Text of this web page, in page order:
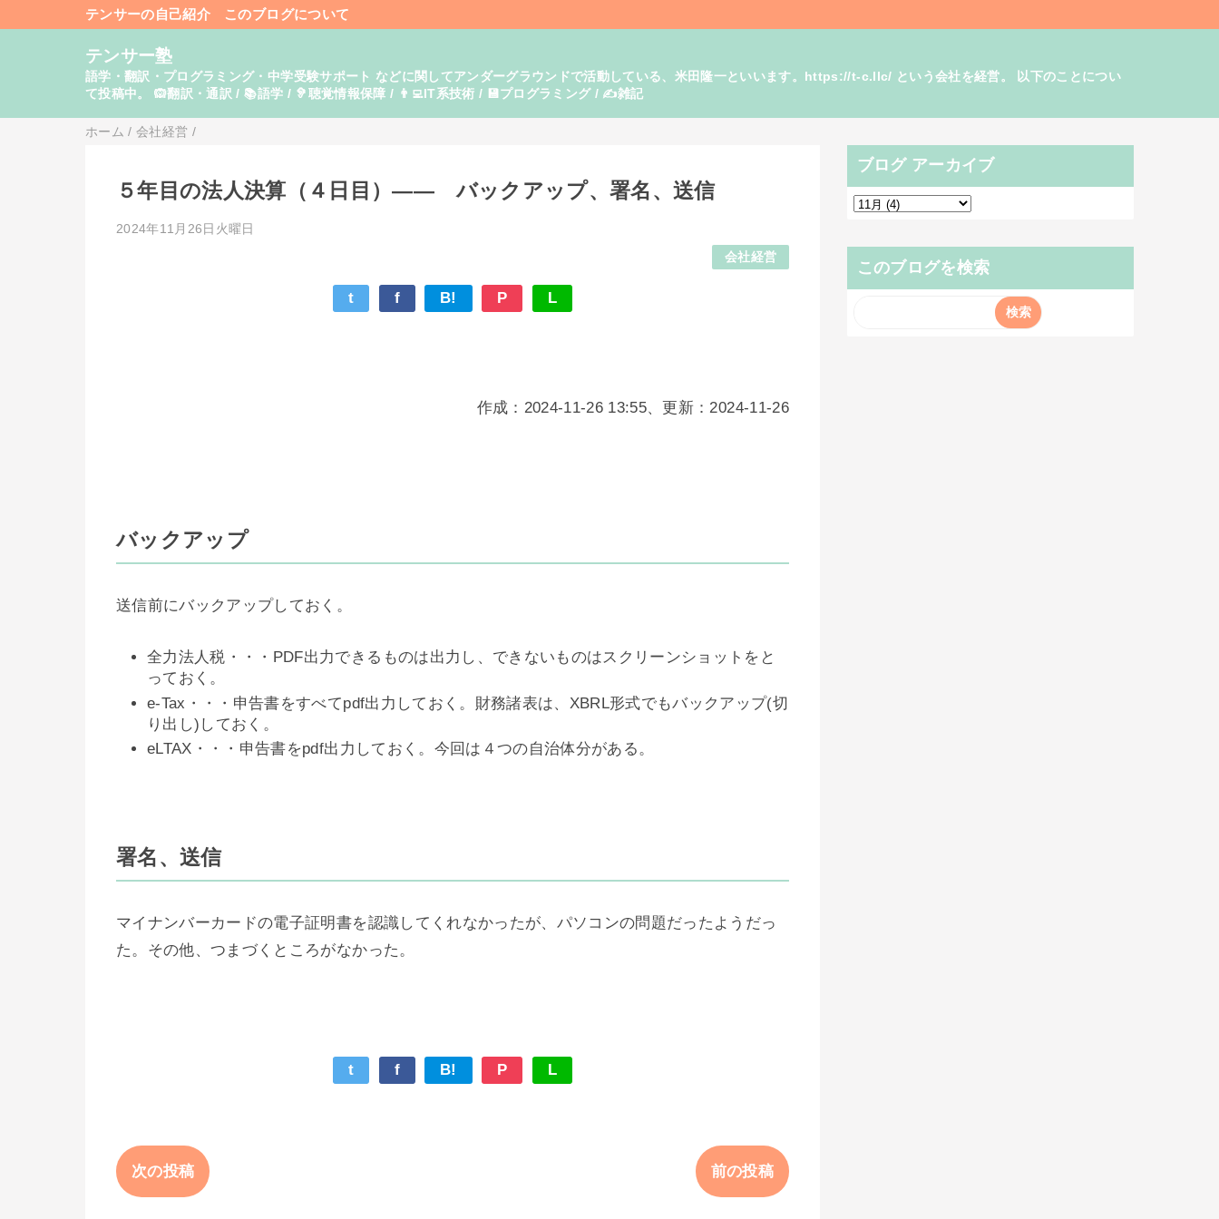
テンサーの自己紹介 このブログについて
テンサー塾
語学・翻訳・プログラミング・中学受験サポート などに関してアンダーグラウンドで活動している、米田隆一といいます。https://t-c.llc/ という会社を経営。 以下のことについ
て投稿中。 🙉翻訳・通訳 / 📚語学 / 🦻聴覚情報保障 / 👨‍💻IT系技術 / 💾プログラミング / ✍️雑記
ホーム /会社経営 /
５年目の法人決算（４日目）―― バックアップ、署名、送信
2024年11月26日火曜日
会社経営
t f B! P L
作成：2024-11-26 13:55、更新：2024-11-26
バックアップ
送信前にバックアップしておく。
全力法人税・・・PDF出力できるものは出力し、できないものはスクリーンショットをと
っておく。
e-Tax・・・申告書をすべてpdf出力しておく。財務諸表は、XBRL形式でもバックアップ(切
り出し)しておく。
eLTAX・・・申告書をpdf出力しておく。今回は４つの自治体分がある。
署名、送信
マイナンバーカードの電子証明書を認識してくれなかったが、パソコンの問題だったようだっ
た。その他、つまづくところがなかった。
t f B! P L
次の投稿 前の投稿
ブログ アーカイブ
このブログを検索